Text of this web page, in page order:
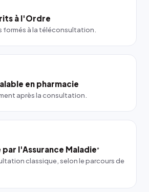
à l'Ordre
formés à la téléconsultation.
en pharmacie
après la consultation.
l'Assurance Maladie*
classique, selon le parcours de